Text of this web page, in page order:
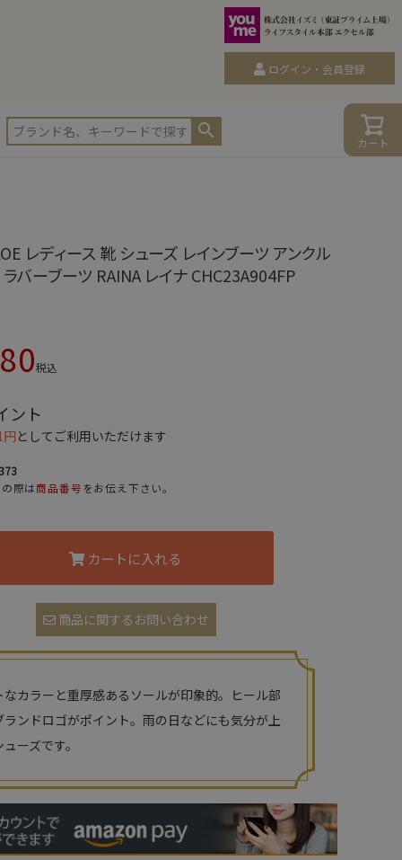
ログイン・会員登録
レディース 靴 シューズ レインブーツ アンクル
バーブーツ RAINA レイナ CHC23A904FP
税込
ント
円としてご利用いただけます
際は商品番号をお伝え下さい。
カートに入れる
商品に関するお問い合わせ
なカラーと重厚感あるソールが印象的。ヒール部
ランドロゴがポイント。雨の日などにも気分が上
ーズです。
カート